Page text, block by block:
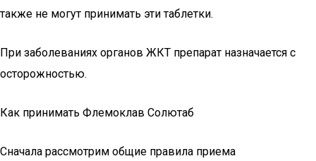
также не могут принимать эти таблетки.
При заболеваниях органов ЖКТ препарат назначается с
осторожностью.
Как принимать Флемоклав Солютаб
Сначала рассмотрим общие правила приема